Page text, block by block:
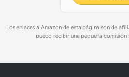
Los enlaces a Amazon de esta página son de
puedo recibir una pequeña comisión